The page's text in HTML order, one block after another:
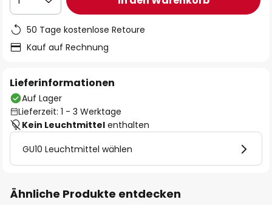
50 Tage kostenlose Retoure
Kauf auf Rechnung
Lieferinformationen
Auf Lager
Lieferzeit: 1 - 3 Werktage
Kein Leuchtmittel enthalten
GU10 Leuchtmittel wählen
Ähnliche Produkte entdecken